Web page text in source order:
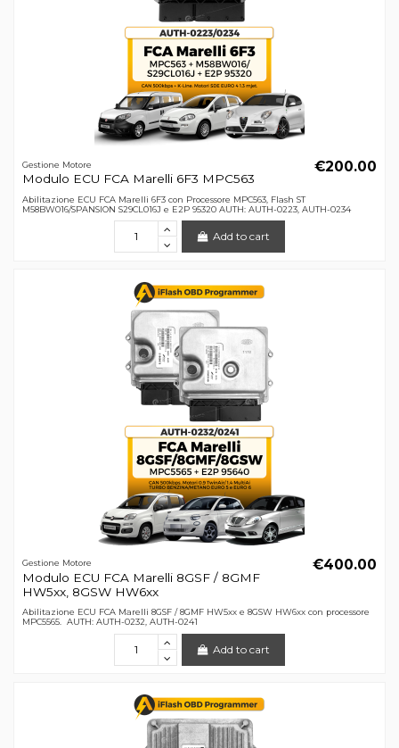
Gestione Motore
Modulo ECU FCA Marelli 6F3 MPC563
€200.00
Abilitazione ECU FCA Marelli 6F3 con Processore MPC563, Flash ST
M58BW016/SPANSION S29CL016J e E2P 95320 AUTH: AUTH-0223, AUTH-0234
Add to cart
Gestione Motore
Modulo ECU FCA Marelli 8GSF / 8GMF
HW5xx, 8GSW HW6xx
€400.00
Abilitazione ECU FCA Marelli 8GSF / 8GMF HW5xx e 8GSW HW6xx con processore
MPC5565. AUTH: AUTH-0232, AUTH-0241
Add to cart